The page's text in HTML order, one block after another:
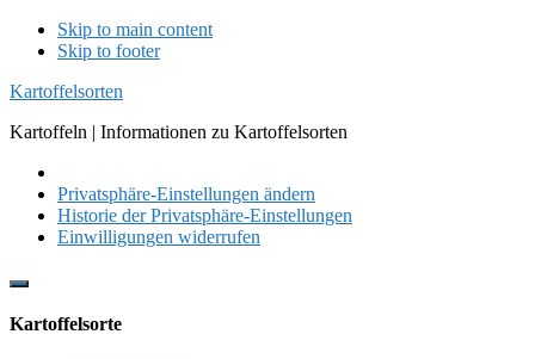
Skip to main content
Skip to footer
Kartoffelsorten
Kartoffeln | Informationen zu Kartoffelsorten
Privatsphäre-Einstellungen ändern
Historie der Privatsphäre-Einstellungen
Einwilligungen widerrufen
Show
Content
Kartoffelsorte